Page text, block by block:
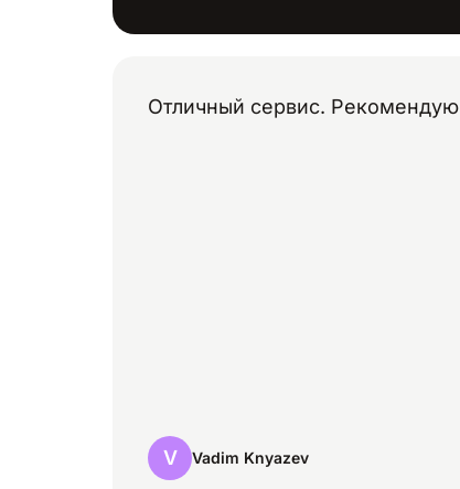
Отличный сервис. Рекомендую
V Vadim Knyazev